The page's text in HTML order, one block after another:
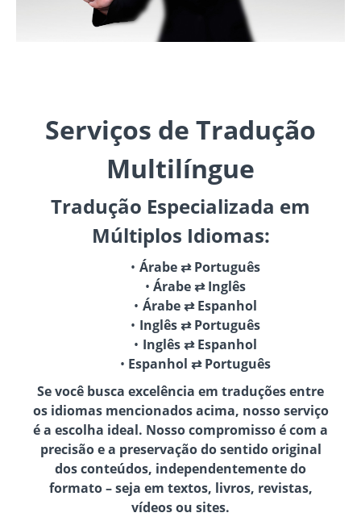
Serviços de Tradução
Multilíngue
Tradução Especializada em
Múltiplos Idiomas:
Árabe ⇄ Português
Árabe ⇄ Inglês
Árabe ⇄ Espanhol
Inglês ⇄ Português
Inglês ⇄ Espanhol
Espanhol ⇄ Português
Se você busca excelência em traduções entre
os idiomas mencionados acima, nosso serviço
é a escolha ideal. Nosso compromisso é com a
precisão e a preservação do sentido original
dos conteúdos, independentemente do
formato – seja em textos, livros, revistas,
vídeos ou sites.